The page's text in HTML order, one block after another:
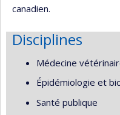
canadien.
Disciplines
Médecine
Épidémiologie et
Santé publique